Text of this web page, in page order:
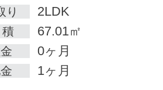
り
2LDK
67.01㎡
0ヶ月
1ヶ月